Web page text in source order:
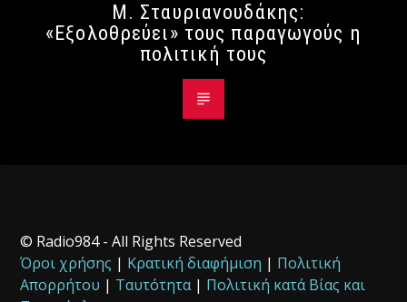
Μ. Σταυριανουδάκης:
«Εξολοθρεύει» τους παραγωγούς η
πολιτική τους
© Radio984 - All Rights Reserved
Όροι χρήσης | Κρατική διαφήμιση | Πολιτική
Απορρήτου | Ταυτότητα| Πολιτική κατά Βίας και